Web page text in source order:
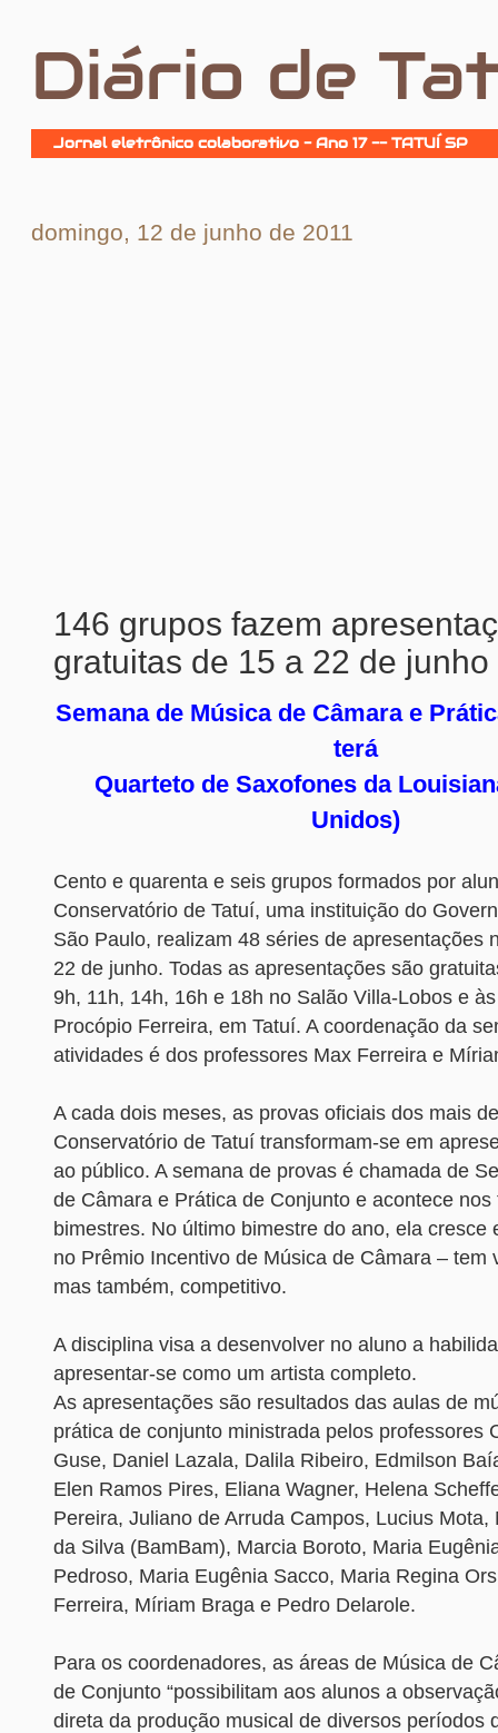
Diário de
Jornal eletrônico colaborativo - Ano 17 -- TATUÍ SP
domingo, 12 de junho de 2011
146 grupos fazem
gratuitas de 15 a 22 de junho
Semana de Música de Câmara e
terá
Quarteto de Saxofones da
Unidos)
Cento e quarenta e seis grupos formados por
Conservatório de Tatuí, uma instituição do
São Paulo, realizam 48 séries de apresentações
22 de junho. Todas as apresentações são
9h, 11h, 14h, 16h e 18h no Salão Villa-Lobos e
Procópio Ferreira, em Tatuí. A coordenação da
atividades é dos professores Max Ferreira e
A cada dois meses, as provas oficiais dos mais
Conservatório de Tatuí transformam-se em
ao público. A semana de provas é chamada de
de Câmara e Prática de Conjunto e acontece nos
bimestres. No último bimestre do ano, ela cresce
no Prêmio Incentivo de Música de Câmara – tem
mas também, competitivo.
A disciplina visa a desenvolver no aluno a
apresentar-se como um artista completo.
As apresentações são resultados das aulas de
prática de conjunto ministrada pelos professores
Guse, Daniel Lazala, Dalila Ribeiro, Edmilson
Elen Ramos Pires, Eliana Wagner, Helena
Pereira, Juliano de Arruda Campos, Lucius Mota,
da Silva (BamBam), Marcia Boroto, Maria
Pedroso, Maria Eugênia Sacco, Maria Regina
Ferreira, Míriam Braga e Pedro Delarole.
Para os coordenadores, as áreas de Música de
de Conjunto “possibilitam aos alunos a
direta da produção musical de diversos períodos